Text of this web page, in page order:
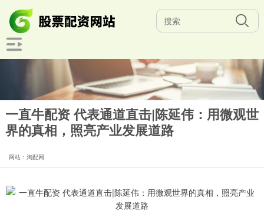
一直牛配资 代表通道直击|陈延伟：用微观世
界的真相，照亮产业发展道路
网站：淘配网